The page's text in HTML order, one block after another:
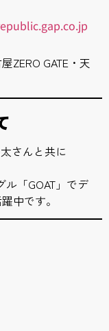
ZERO GATE・天
さんと共に
ル「GOAT」でデ
中です。